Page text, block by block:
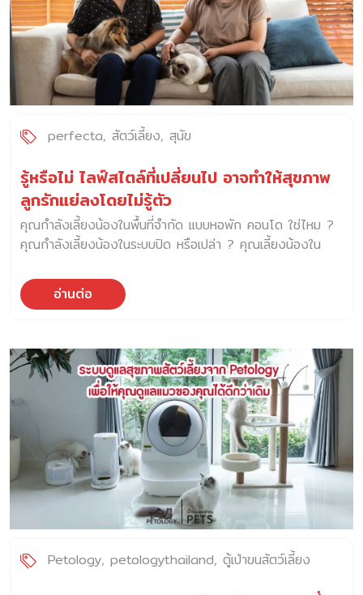
pet คือสัตว์เลี้ยงที่นำเข้ามาจากต่างประเทศไม่ใช่สัตว์พื้นถิ่น
(Endemic) คำว่า Exotic ยังรวมไปถึงสุนัขและแมวพันธุ์ต่าง
ประเทศด้วย เนื่องจากคำว่า Exotic แปลตรงตัวว่า “ต่างถิ่น”
นั่นเอง ในประเทศไทย ผู้จำหน่ายสัตว์เลี้ยงได้นำเข้าสัตว์ต่างๆ มา
อย่างหลากหลายชนิด หลากหลายสายพันธุ์ ซึ่งมีความแปลกตา
perfecta สัตว์เลี้ยง สุนัข
รู้หรือไม่ ไลฟ์สไตล์ที่เปลี่ยนไป อาจทำให้สุขภาพ
ลูกรักแย่ลงโดยไม่รู้ตัว
คุณกำลังเลี้ยงน้องในพื้นที่จำกัด แบบหอพัก คอนโด ใช่ไหม ?
คุณกำลังเลี้ยงน้องในระบบปิด หรือเปล่า ? คุณเลี้ยงน้องใน
grooming เสริมหล่อ เสริมสวยกันบ่อย ๆ ใช่ไหม ? ทุกสิ่งที่ทำ
ไป เพราะอยากให้น้อง ๆ สบายตัว สุขภาพดี แต่รู้ไหมว่า อาจมี
Humanization หรือการเลี้ยงสัตว์ที่ดูแลสัตว์เลี้ยงเป็นเหมือนลูก
คนหนึ่ง ประกอบกับพฤติกรรมของประชากรในสังคมเมืองที่มี
แนวโน้มครองสถานะโสดมากขึ้น และคู่แต่งงานที่ไม่อยากมีบุตร
จึงตัดสินใจรับสัตว์เลี้ยงเข้ามาเป็นหนึ่งในสมาชิกครอบครัว เมื่อ
เหตุผลการเลี้ยงสัตว์เปลี่ยนไป รูปแบบการเลี้ยงก็เปลี่ยนตาม เมื่อ
เจ้าของหันมาดูแลสัตว์เลี้ยงอย่างประคบประหงมมากขึ้น ส่งผลให้
สัตว์เลี้ยงไม่สามารถแสดงพฤติกรรมบางอย่างได้ตามธรรมชาติ
เช่น การออกไปวิ่งเล่นนอกบ้าน การล่าเหยื่อ และการออกกำลัง
กาย โดยสัตว์เลี้ยงที่อาศัยอยู่ในบ้านตลอดเวลา อาจมีความ
ระบบทางเดินปัสสาวะ และโรคผิวหนัง เป็นต้น ผู้ผลิตอาหารสัตว์
อ่านต่อ
Petology petologythailand ตู้เป่าขนสัตว์เลี้ยง